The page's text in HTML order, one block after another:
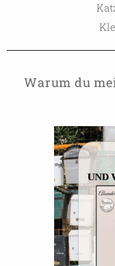
Warum du